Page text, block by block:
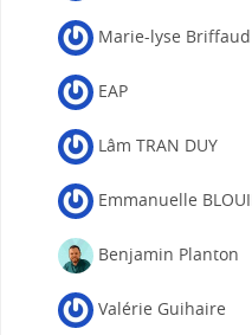
Marie-lyse Briffaud
EAP
Lâm TRAN DUY
Emmanuelle
Benjamin Planton
Valérie Guihaire